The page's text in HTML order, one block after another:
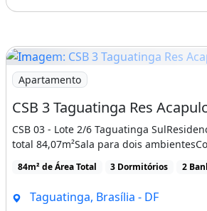
Imagem: CSB 3 Taguatinga Res
Apartamento
CSB 03 - Lote 2/6 Taguatinga
total 84,07m²Sala para dois
84m² de Área Total 3 Dormitórios 2
Taguatinga, Brasília - DF